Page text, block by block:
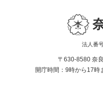
法人番
〒630-8580 奈
開庁時間：9時から17時